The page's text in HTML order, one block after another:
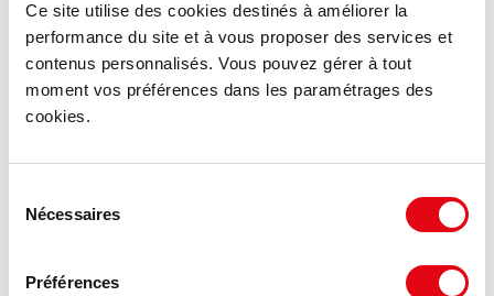
Ce site utilise des cookies destinés à améliorer la
performance du site et à vous proposer des services et
contenus personnalisés. Vous pouvez gérer à tout
moment vos préférences dans les paramétrages des
cookies.
Nécessaires
Préférences